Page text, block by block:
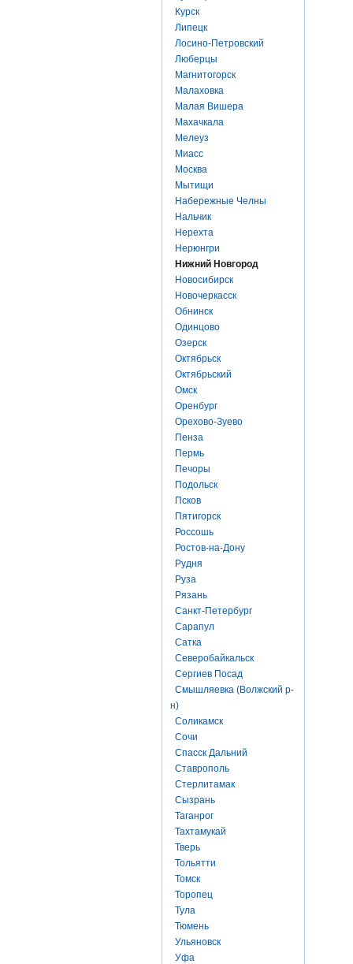
Курск
Липецк
Лосино-Петровский
Люберцы
Магнитогорск
Малаховка
Малая Вишера
Махачкала
Мелеуз
Миасс
Москва
Мытищи
Набережные Челны
Нальчик
Нерехта
Нерюнгри
Нижний Новгород
Новосибирск
Новочеркасск
Обнинск
Одинцово
Озерск
Октябрьск
Октябрьский
Омск
Оренбург
Орехово-Зуево
Пенза
Пермь
Печоры
Подольск
Псков
Пятигорск
Россошь
Ростов-на-Дону
Рудня
Руза
Рязань
Санкт-Петербург
Сарапул
Сатка
Северобайкальск
Сергиев Посад
Смышляевка (Волжский р-
н)
Соликамск
Сочи
Спасск Дальний
Ставрополь
Стерлитамак
Сызрань
Таганрог
Тахтамукай
Тверь
Тольятти
Томск
Торопец
Тула
Тюмень
Ульяновск
Уфа